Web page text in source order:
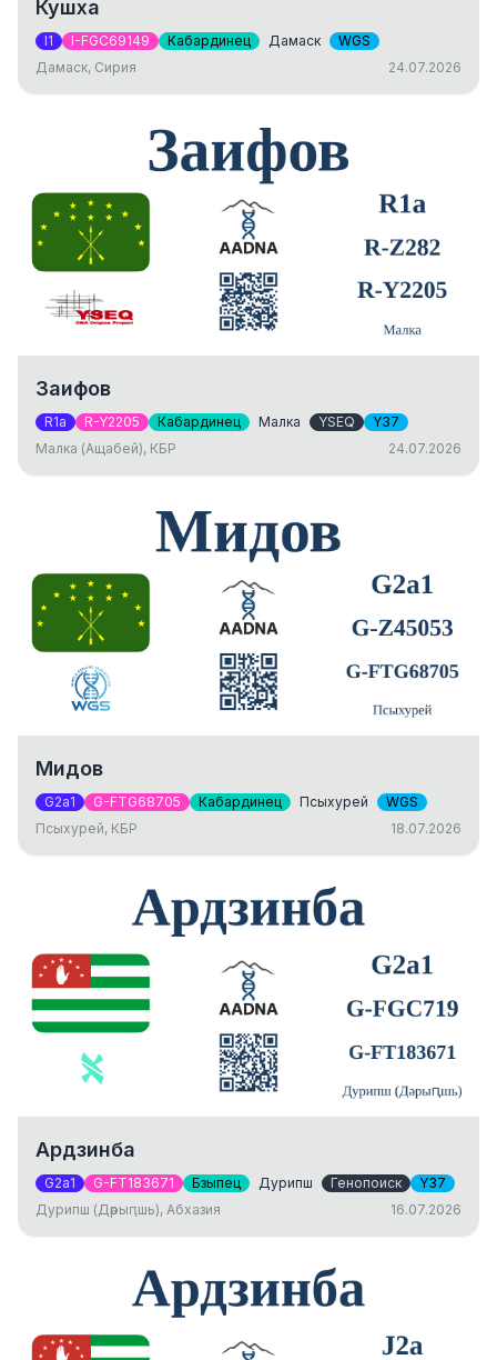
Кушха
I1 I-FGC69149 Кабардинец Дамаск
WGS
Дамаск, Сирия
24.07.2026
Заифов
R1a R-Y2205 Кабардинец Малка YSEQ
Y37
Малка (Ащабей), КБР
24.07.2026
Мидов
G2a1 G-FTG68705 Кабардинец Псыхурей
WGS
Псыхурей, КБР
18.07.2026
Ардзинба
G2a1 G-FT183671 Бзыпец Дурипш Генопоиск
Y37
Дурипш (Дәрыԥшь), Абхазия
16.07.2026